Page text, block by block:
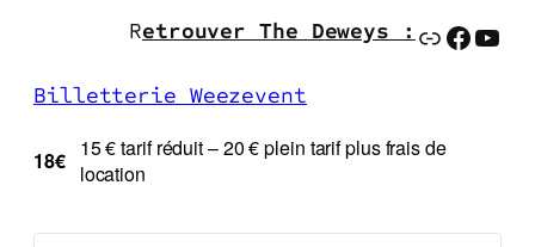
Retrouver The Deweys :Lien
Billetterie Weezevent
18€ 15 € tarif réduit – 20 € plein tarif plus frais de
location